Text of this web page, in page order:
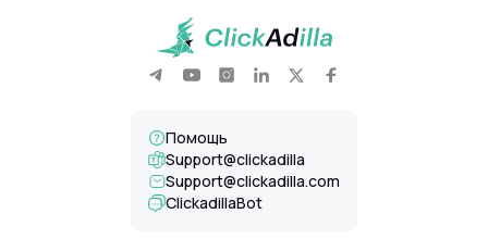
Помощь
Support@clickadilla
support@clickadilla.com
ClickadillaBot